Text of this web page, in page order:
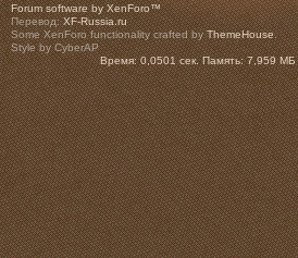
Forum software by XenForo™
Перевод:XF-Russia.ru
Some XenForo functionality crafted byThemeHouse.
Style by CyberAP
Время: 0,0501 сек. Память: 7,959 МБ